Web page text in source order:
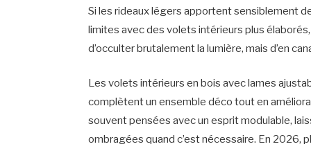
Si les rideaux légers apportent sensiblement
limites avec des volets intérieurs plus
d’occulter brutalement la lumière, mais d’en
Les volets intérieurs en bois avec lames
complètent un ensemble déco tout en
souvent pensées avec un esprit modulable,
ombragées quand c’est nécessaire. En 2026,